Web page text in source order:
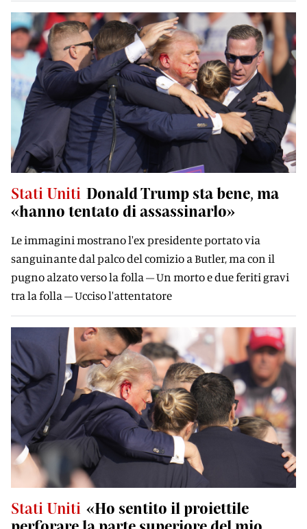
Stati Uniti Donald Trump sta bene, ma
«hanno tentato di assassinarlo»
Le immagini mostrano l'ex presidente portato via
sanguinante dal palco del comizio a Butler, ma con il
pugno alzato verso la folla – Un morto e due feriti gravi
tra la folla – Ucciso l'attentatore
Stati Uniti «Ho sentito il proiettile